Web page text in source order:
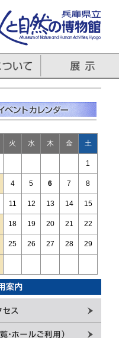
火 水 木 金 土
1
4 5 6 7 8
11 12 13 14 15
18 19 20 21 22
25 26 27 28 29